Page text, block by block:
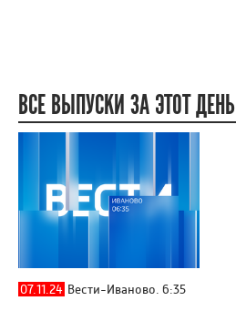
ВСЕ ВЫПУСКИ ЗА ЭТОТ ДЕНЬ
07.11.24 Вести-Иваново. 6:35